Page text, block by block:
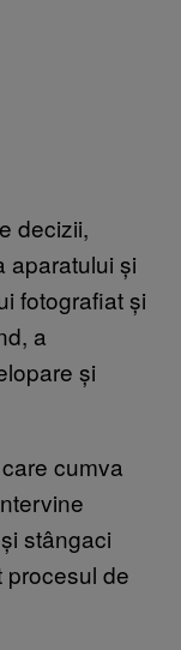
decizii,
aparatului și
fotografiat și
a
și
cumva
stângaci
de